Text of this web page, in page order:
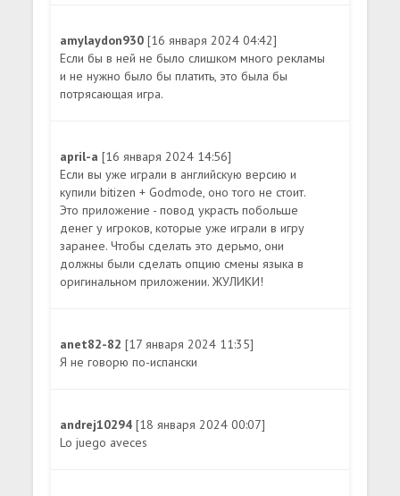
amylaydon930[16 января 2024 04:42]
Если бы в ней не было слишком много рекламы
и не нужно было бы платить, это была бы
потрясающая игра.
april-a[16 января 2024 14:56]
Если вы уже играли в английскую версию и
купили bitizen + Godmode, оно того не стоит.
Это приложение - повод украсть побольше
денег у игроков, которые уже играли в игру
заранее. Чтобы сделать это дерьмо, они
должны были сделать опцию смены языка в
оригинальном приложении. ЖУЛИКИ!
anet82-82[17 января 2024 11:35]
Я не говорю по-испански
andrej10294[18 января 2024 00:07]
Lo juego aveces